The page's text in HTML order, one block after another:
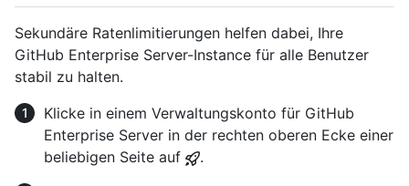
Sekundäre Ratenlimitierungen helfen dabei, Ihre
GitHub Enterprise Server-Instance für alle Benutzer
stabil zu halten.
Klicke in einem Verwaltungskonto für GitHub
Enterprise Server in der rechten oberen Ecke einer
beliebigen Seite auf
.